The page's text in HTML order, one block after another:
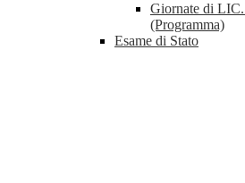
Giornate di
(Programma)
Esame di Stato